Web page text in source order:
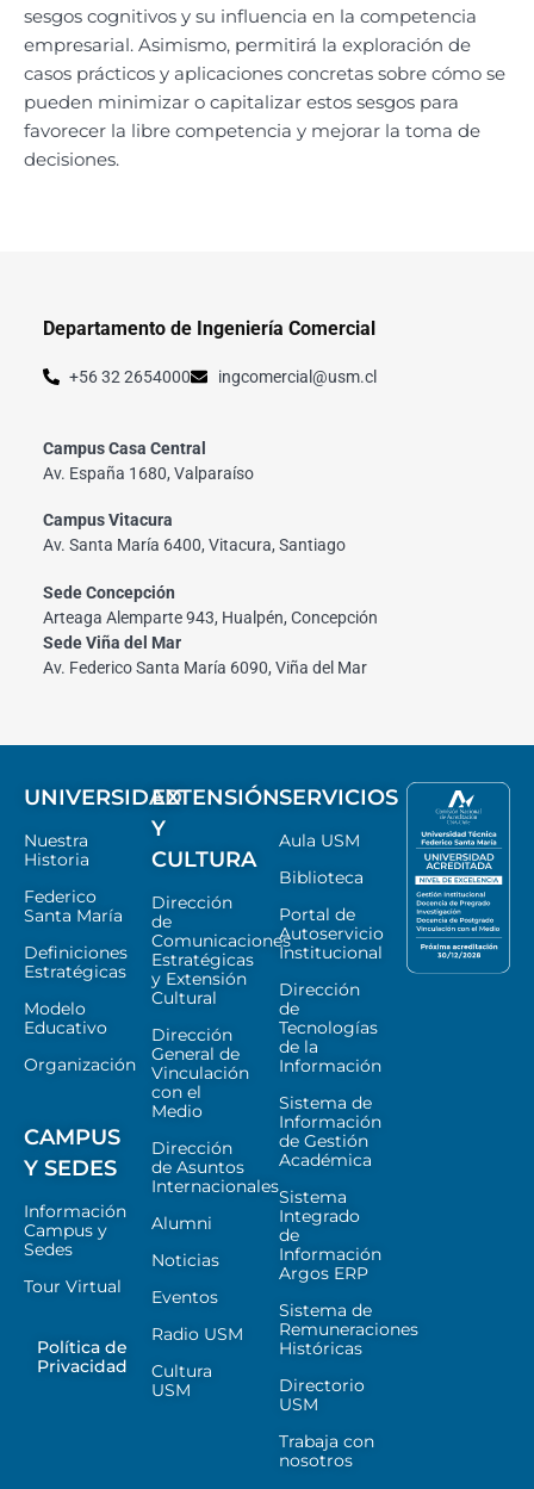
sesgos cognitivos y su influencia en la competencia
empresarial. Asimismo, permitirá la exploración de
casos prácticos y aplicaciones concretas sobre cómo se
pueden minimizar o capitalizar estos sesgos para
favorecer la libre competencia y mejorar la toma de
decisiones.
Departamento de Ingeniería Comercial
+56 32 2654000 ingcomercial@usm.cl
Campus Casa Central
Av. España 1680, Valparaíso
Campus Vitacura
Av. Santa María 6400, Vitacura, Santiago
Sede Concepción
Arteaga Alemparte 943, Hualpén, Concepción
Sede Viña del Mar
Av. Federico Santa María 6090, Viña del Mar
UNIVERSIDAD
Nuestra
Historia
Federico
Santa María
Definiciones
Estratégicas
Modelo
Educativo
Organización
CAMPUS
Y SEDES
Información
Campus y
Sedes
Tour Virtual
Política de
Privacidad
EXTENSIÓN
Y
CULTURA
Dirección
de
Comunicaciones
Estratégicas
y Extensión
Cultural
Dirección
General de
Vinculación
con el
Medio
Dirección
de Asuntos
Internacionales
Alumni
Noticias
Eventos
Radio USM
Cultura
USM
SERVICIOS
Aula USM
Biblioteca
Portal de
Autoservicio
Institucional
Dirección
de
Tecnologías
de la
Información
Sistema de
Información
de Gestión
Académica
Sistema
Integrado
de
Información
Argos ERP
Sistema de
Remuneraciones
Históricas
Directorio
USM
Trabaja con
nosotros